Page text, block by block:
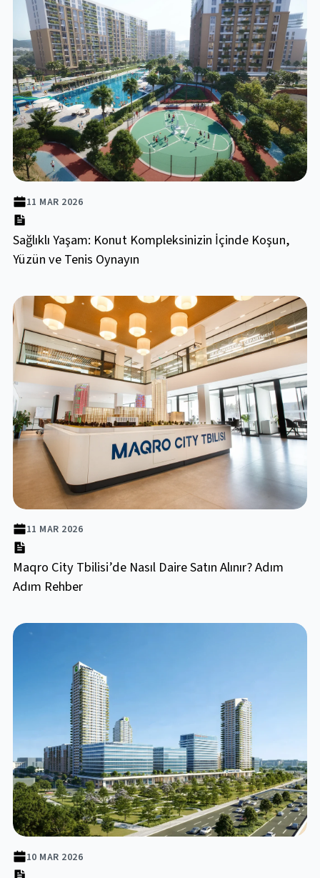
11 MAR 2026
Sağlıklı Yaşam: Konut Kompleksinizin İçinde Koşun,
Yüzün ve Tenis Oynayın
11 MAR 2026
Maqro City Tbilisi’de Nasıl Daire Satın Alınır? Adım
Adım Rehber
10 MAR 2026